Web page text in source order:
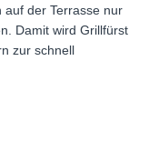
auf der Terrasse nur
Damit wird Grillfürst
zur schnell